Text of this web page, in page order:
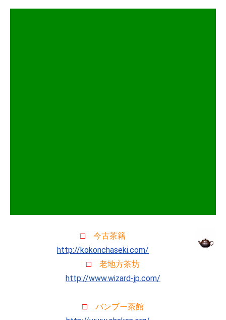
□
今古茶籍
http://kokonchaseki.com/
□
老地方茶坊
http://www.wizard-jp.com/
□
バンブー茶館